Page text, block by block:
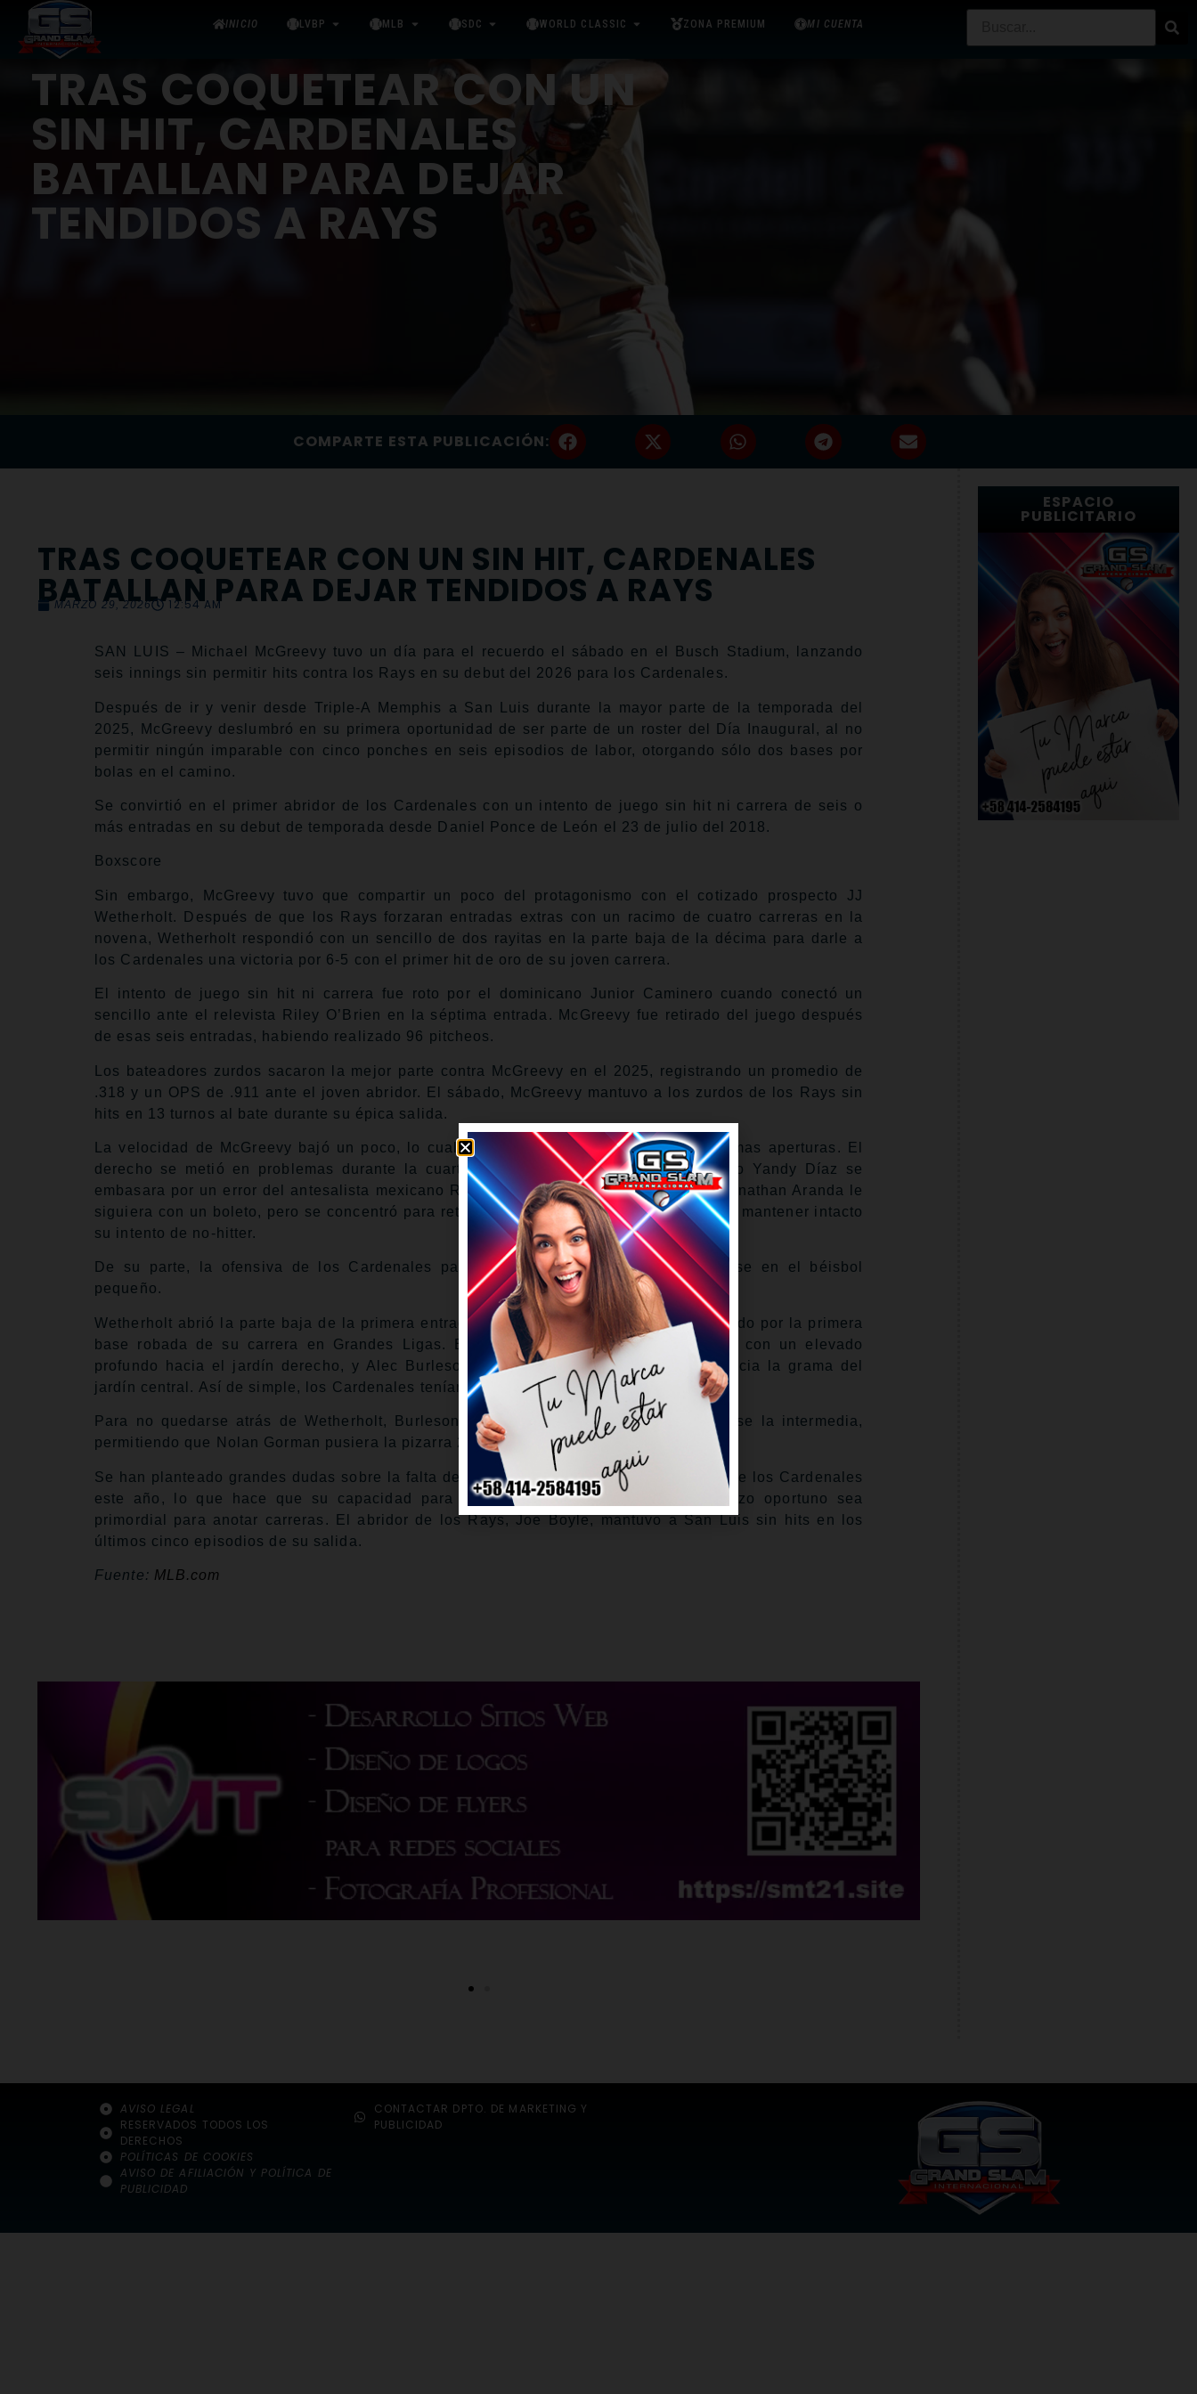
INICIO LVBP MLB SDC WORLD CLASSIC ZONA PREMIUM MI CUENTA
TRAS COQUETEAR CON UN
SIN HIT, CARDENALES
BATALLAN PARA DEJAR
TENDIDOS A RAYS
COMPARTE ESTA PUBLICACIÓN:
TRAS COQUETEAR CON UN SIN HIT, CARDENALES
BATALLAN PARA DEJAR TENDIDOS A RAYS
MARZO 29, 2026 12:54 AM
SAN LUIS – Michael McGreevy tuvo un día para el recuerdo el sábado en el Busch Stadium, lanzando
seis innings sin permitir hits contra los Rays en su debut del 2026 para los Cardenales.
Después de ir y venir desde Triple-A Memphis a San Luis durante la mayor parte de la temporada del
2025, McGreevy deslumbró en su primera oportunidad de ser parte de un roster del Día Inaugural, al no
permitir ningún imparable con cinco ponches en seis episodios de labor, otorgando sólo dos bases por
bolas en el camino.
Se convirtió en el primer abridor de los Cardenales con un intento de juego sin hit ni carrera de seis o
más entradas en su debut de temporada desde Daniel Ponce de León el 23 de julio del 2018.
Boxscore
Sin embargo, McGreevy tuvo que compartir un poco del protagonismo con el cotizado prospecto JJ
Wetherholt. Después de que los Rays forzaran entradas extras con un racimo de cuatro carreras en la
novena, Wetherholt respondió con un sencillo de dos rayitas en la parte baja de la décima para darle a
los Cardenales una victoria por 6-5 con el primer hit de oro de su joven carrera.
El intento de juego sin hit ni carrera fue roto por el dominicano Junior Caminero cuando conectó un
sencillo ante el relevista Riley O’Brien en la séptima entrada. McGreevy fue retirado del juego después
de esas seis entradas, habiendo realizado 96 pitcheos.
Los bateadores zurdos sacaron la mejor parte contra McGreevy en el 2025, registrando un promedio de
.318 y un OPS de .911 ante el joven abridor. El sábado, McGreevy mantuvo a los zurdos de los Rays sin
hits en 13 turnos al bate durante su épica salida.
La velocidad de McGreevy bajó un poco, lo cual será algo a monitorear en sus próximas aperturas. El
derecho se metió en problemas durante la cuarta entrada después de que el cubano Yandy Díaz se
embasara por un error del antesalista mexicano Ramón Urías y el también mexicano Jonathan Aranda le
siguiera con un boleto, pero se concentró para retirar a los siguientes tres bateadores y mantener intacto
su intento de no-hitter.
De su parte, la ofensiva de los Cardenales pasó gran parte del sábado apoyándose en el béisbol
pequeño.
Wetherholt abrió la parte baja de la primera entrada con un hit dentro del cuadro, seguido por la primera
base robada de su carrera en Grandes Ligas. El panameño Iván Herrera lo avanzó con un elevado
profundo hacia el jardín derecho, y Alec Burleson lo impulsó con una fuerte línea hacia la grama del
jardín central. Así de simple, los Cardenales tenían la ventaja.
Para no quedarse atrás de Wetherholt, Burleson mostró su propia velocidad al robarse la intermedia,
permitiendo que Nolan Gorman pusiera la pizarra 2-0 con un sencillo.
Se han planteado grandes dudas sobre la falta de potencial de poder en la alineación de los Cardenales
este año, lo que hace que su capacidad para correr bien las bases y dar el batazo oportuno sea
primordial para anotar carreras. El abridor de los Rays, Joe Boyle, mantuvo a San Luis sin hits en los
últimos cinco episodios de su salida.
Fuente: MLB.com
ESPACIO
PUBLICITARIO
AVISO LEGAL
RESERVADOS TODOS LOS
DERECHOS
POLÍTICAS DE COOKIES
AVISO DE AFILIACIÓN Y POLÍTICA DE
PUBLICIDAD
CONTACTAR DPTO. DE MARKETING Y
PUBLICIDAD